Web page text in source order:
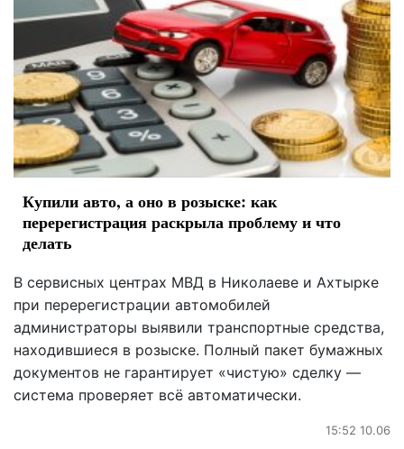
Купили авто, а оно в розыске: как
перерегистрация раскрыла проблему и что
делать
В сервисных центрах МВД в Николаеве и Ахтырке
при перерегистрации автомобилей
администраторы выявили транспортные средства,
находившиеся в розыске. Полный пакет бумажных
документов не гарантирует «чистую» сделку —
система проверяет всё автоматически.
15:52 10.06